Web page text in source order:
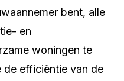
bent, alle
en
woningen te
de efficiëntie van de